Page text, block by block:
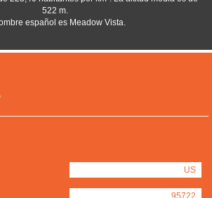
US
95722
522 m.
español es Meadow Vista.